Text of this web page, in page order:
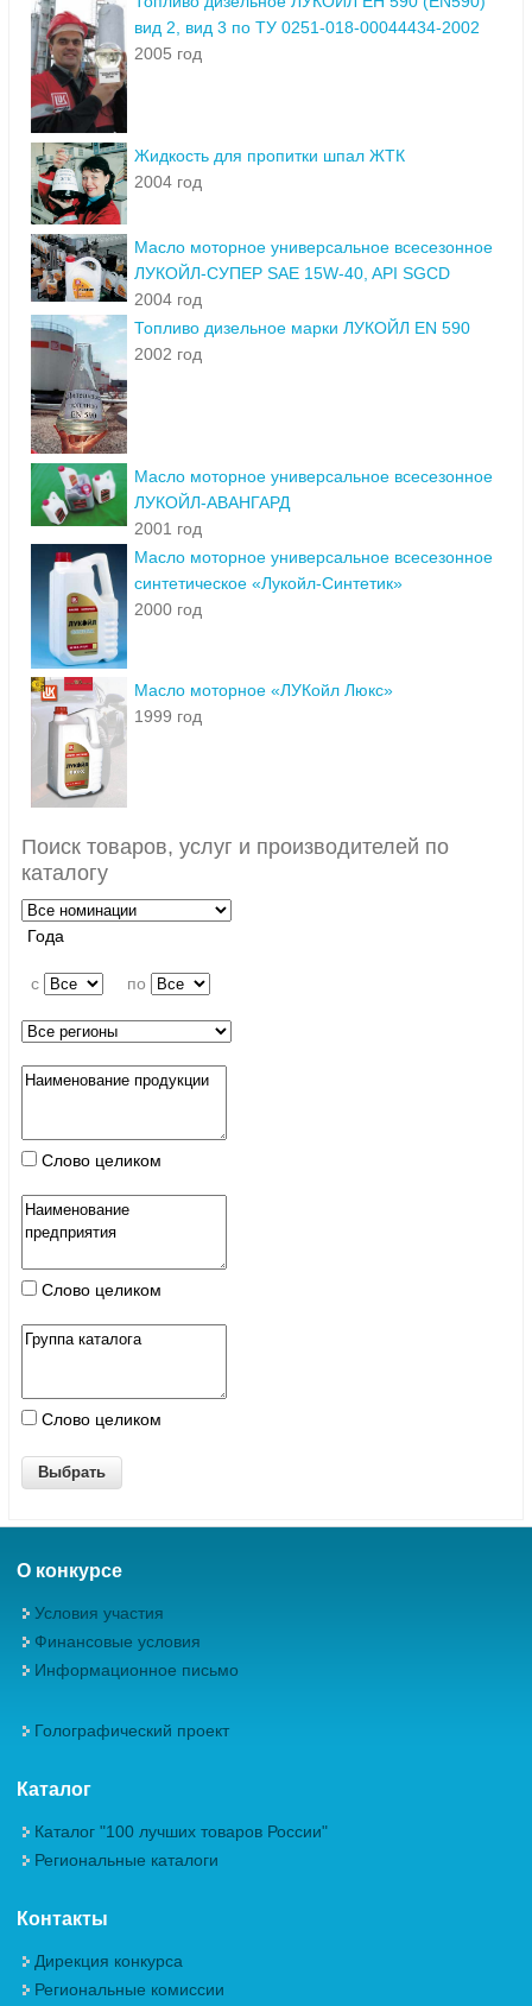
вид 2, вид 3 по ТУ 0251-018-00044434-2002
2005 год
Жидкость для пропитки шпал ЖТК
2004 год
Масло моторное универсальное всесезонное
ЛУКОЙЛ-СУПЕР SAE 15W-40, API SGCD
2004 год
Топливо дизельное марки ЛУКОЙЛ EN 590
2002 год
Масло моторное универсальное всесезонное
ЛУКОЙЛ-АВАНГАРД
2001 год
Масло моторное универсальное всесезонное
синтетическое «Лукойл-Синтетик»
2000 год
Масло моторное «ЛУКойл Люкс»
1999 год
Поиск товаров, услуг и производителей по
каталогу
Года
c по
Слово целиком
Слово целиком
Слово целиком
О конкурсе
Условия участия
Финансовые условия
Информационное письмо
Голографический проект
Каталог
Каталог "100 лучших товаров России"
Региональные каталоги
Контакты
Дирекция конкурса
Региональные комиссии